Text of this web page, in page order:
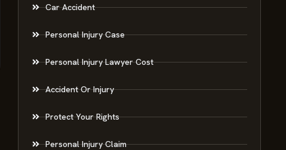
Car Accident
Personal Injury Case
Personal Injury Lawyer Cost
Accident Or Injury
Protect Your Rights
Personal Injury Claim